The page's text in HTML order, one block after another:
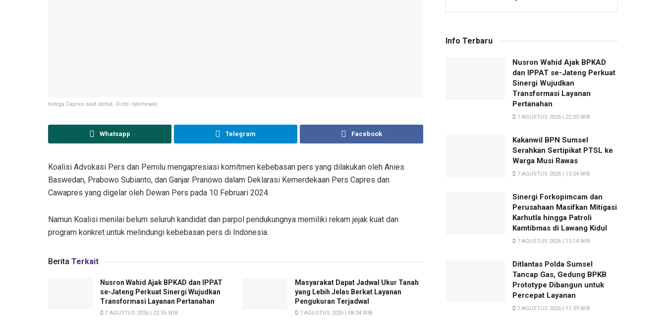
Ketiga Capres saat debat. (Foto: Istimewa).
Whatsapp Telegram Facebook
Koalisi Advokasi Pers dan Pemilu mengapresiasi komitmen kebebasan pers yang dilakukan oleh Anies
Baswedan, Prabowo Subianto, dan Ganjar Pranowo dalam Deklarasi Kemerdekaan Pers Capres dan
Cawapres yang digelar oleh Dewan Pers pada 10 Februari 2024.
Namun Koalisi menilai belum seluruh kandidat dan parpol pendukungnya memiliki rekam jejak kuat dan
program konkret untuk melindungi kebebasan pers di Indonesia.
Berita Terkait
Nusron Wahid Ajak BPKAD dan IPPAT
se-Jateng Perkuat Sinergi Wujudkan
Transformasi Layanan Pertanahan
7 AGUSTUS 2026 | 22:05 WIB
Masyarakat Dapat Jadwal Ukur Tanah
yang Lebih Jelas Berkat Layanan
Pengukuran Terjadwal
7 AGUSTUS 2026 | 08:34 WIB
Info Terbaru
Nusron Wahid Ajak BPKAD
dan IPPAT se-Jateng Perkuat
Sinergi Wujudkan
Transformasi Layanan
Pertanahan
7 AGUSTUS 2026 | 22:05 WIB
Kakanwil BPN Sumsel
Serahkan Sertipikat PTSL ke
Warga Musi Rawas
7 AGUSTUS 2026 | 15:54 WIB
Sinergi Forkopimcam dan
Perusahaan Masifkan Mitigasi
Karhutla hingga Patroli
Kamtibmas di Lawang Kidul
7 AGUSTUS 2026 | 13:14 WIB
Ditlantas Polda Sumsel
Tancap Gas, Gedung BPKB
Prototype Dibangun untuk
Percepat Layanan
7 AGUSTUS 2026 | 11:39 WIB